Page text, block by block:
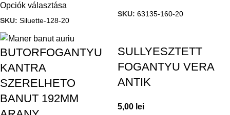
Opciók választása
SKU: Siluette-128-20
SKU: 63135-160-20
BUTORFOGANTYU
KANTRA
SZERELHETO
BANUT 192MM
SULLYESZTETT
FOGANTYU VERA
ANTIK
5,00 lei